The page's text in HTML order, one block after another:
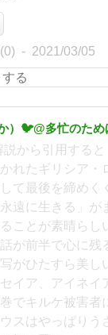
2021/03/05
）🐦@多忙のため
説から引用する
れたギリシア・
て最後を締めく
遠に生きる」が
ことが素晴らし
が前半で心に残
がひたすら美し
イア、アイネイ
でキルケ被害者
スはやっぱりう